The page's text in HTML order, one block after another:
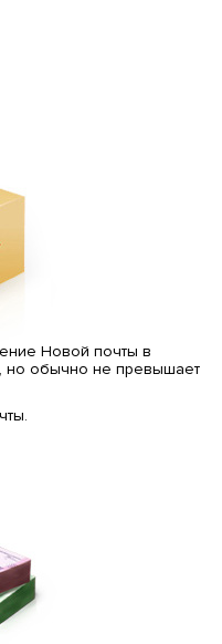
Новой почты в
но обычно не превышает